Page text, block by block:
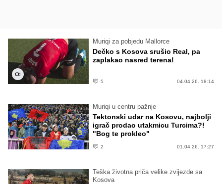
Muriqi za pobjedu Mallorce
Dečko s Kosova srušio Real, pa
zaplakao nasred terena!
5 04.04.26. 18:14
Muriqi u centru pažnje
Tektonski udar na Kosovu, najbolji
igrač prodao utakmicu Turcima?!
"Bog te prokleo"
2 01.04.26. 17:27
Teška životna priča velike zvijezde sa
Kosova